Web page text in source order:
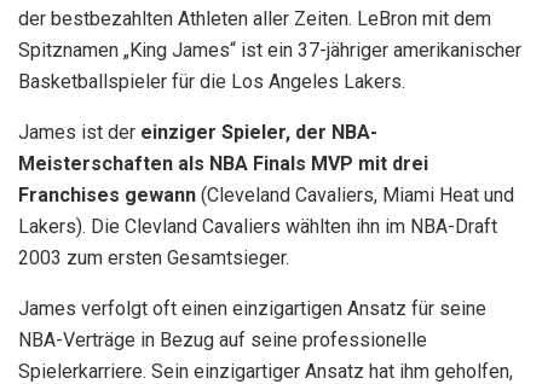
der bestbezahlten Athleten aller Zeiten. LeBron mit dem
Spitznamen „King James“ ist ein 37-jähriger amerikanischer
Basketballspieler für die Los Angeles Lakers.
James ist der einziger Spieler, der NBA-
Meisterschaften als NBA Finals MVP mit drei
Franchises gewann (Cleveland Cavaliers, Miami Heat und
Lakers). Die Clevland Cavaliers wählten ihn im NBA-Draft
2003 zum ersten Gesamtsieger.
James verfolgt oft einen einzigartigen Ansatz für seine
NBA-Verträge in Bezug auf seine professionelle
Spielerkarriere. Sein einzigartiger Ansatz hat ihm geholfen,